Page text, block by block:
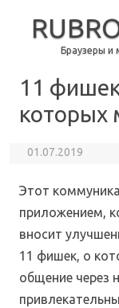
Браузеры и
11
которых
01.07.2019
Этот
приложением,
вносит
11 фишек, о
общение через